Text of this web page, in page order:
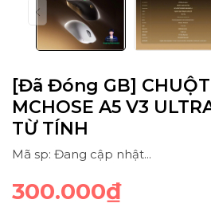
[Đã Đóng GB] CHUỘT
MCHOSE A5 V3
TỪ TÍNH
Mã sp: Đang cập nhật...
300.000₫